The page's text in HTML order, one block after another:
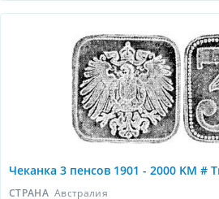
Чеканка 3 пенсов 1901 - 2000 KM #
СТРАНА Австралия